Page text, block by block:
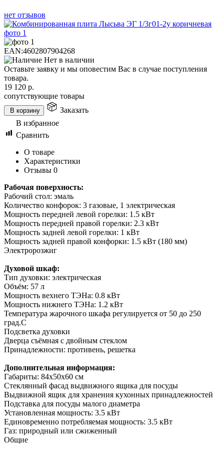
нет отзывов
EAN:4602807904268
Нет в наличии
Оставьте заявку и мы оповестим Вас в случае поступления
товара.
19 120 р.
сопутствующие товары
В корзину
Заказать
В избранное
Сравнить
О товаре
Характеристики
Отзывы 0
Рабочая поверхность:
Рабочий стол: эмаль
Количество конфорок: 3 газовые, 1 электрическая
Мощность передней левой горелки: 1.5 кВт
Мощность передней правой горелки: 2.3 кВт
Мощность задней левой горелки: 1 кВт
Мощность задней правой конфорки: 1.5 кВт (180 мм)
Электророзжиг
Духовой шкаф:
Тип духовки: электрическая
Объём: 57 л
Мощность вехнего ТЭНа: 0.8 кВт
Мощность нижнего ТЭНа: 1.2 кВт
Температура жарочного шкафа регулируется от 50 до 250
град.С
Подсветка духовки
Дверца съёмная с двойным стеклом
Принадлежности: противень, решетка
Дополнительная информация:
Габариты: 84х50х60 см
Стеклянный фасад выдвижного ящика для посуды
Выдвижной ящик для хранения кухонных принадлежностей
Подставка для посуды малого диаметра
Установленная мощность: 3.5 кВт
Единовременно потребляемая мощность: 3.5 кВт
Газ: природный или сжиженный
Общие